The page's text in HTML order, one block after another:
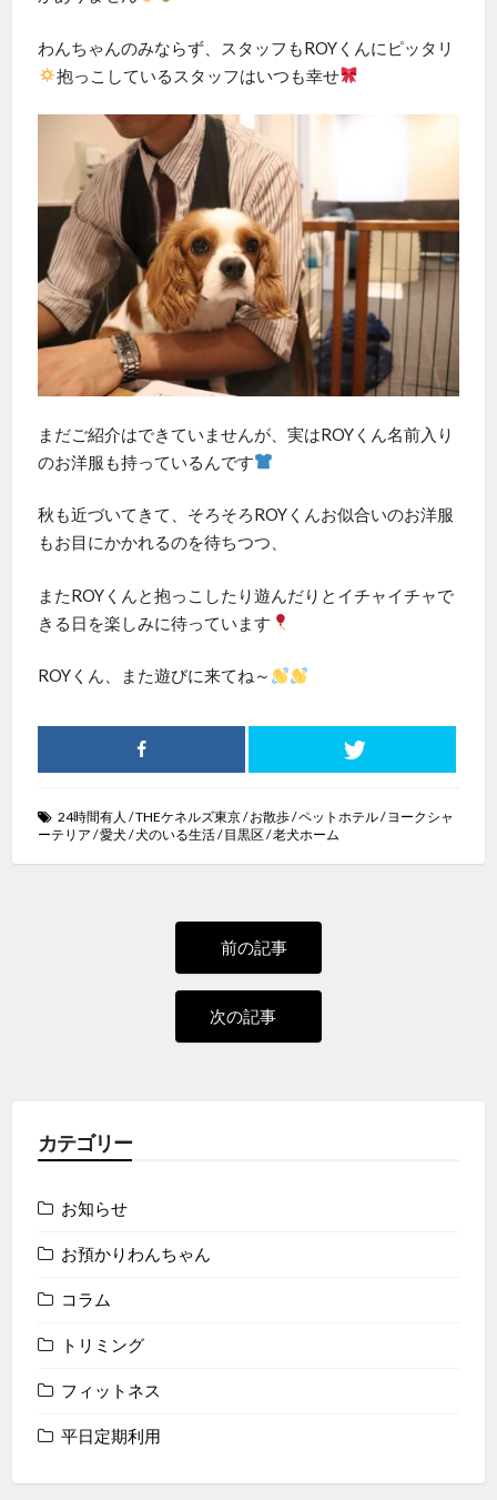
わんちゃんのみならず、スタッフもROYくんにピッタリ
抱っこしているスタッフはいつも幸せ
まだご紹介はできていませんが、実はROYくん名前入り
のお洋服も持っているんです
秋も近づいてきて、そろそろROYくんお似合いのお洋服
もお目にかかれるのを待ちつつ、
またROYくんと抱っこしたり遊んだりとイチャイチャで
きる日を楽しみに待っています
ROYくん、また遊びに来てね～
24時間有人 /THEケネルズ東京/お散歩/ペットホテル/ヨークシャ
ーテリア /愛犬 /犬のいる生活/目黒区/老犬ホーム
ゲ
ー
シ
ョ
ン
前の記事
次の記事
カテゴリー
お知らせ
お預かりわんちゃん
コラム
トリミング
フィットネス
平日定期利用